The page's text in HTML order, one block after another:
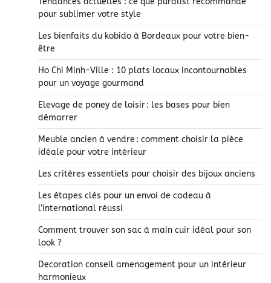
pour sublimer votre style
Les bienfaits du kobido à Bordeaux pour votre bien-
être
Ho Chi Minh-Ville : 10 plats locaux incontournables
pour un voyage gourmand
Elevage de poney de loisir : les bases pour bien
démarrer
Meuble ancien à vendre : comment choisir la pièce
idéale pour votre intérieur
Les critères essentiels pour choisir des bijoux anciens
Les étapes clés pour un envoi de cadeau à
l’international réussi
Comment trouver son sac à main cuir idéal pour son
look ?
Decoration conseil amenagement pour un intérieur
harmonieux